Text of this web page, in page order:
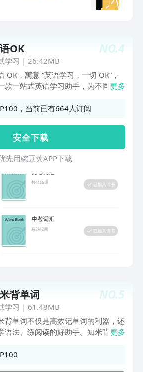
NO.4
OK
学习 | 26.42MB
OK，寓意 “英语学习，一切 OK”，
款一站式英语学习助手，为不同阶段
验。 它整合了多元课程体系，从基
语”，还有每日精选短文在阅读中提升
。同时，专业词书库覆盖中考、高
四六级、考研等全阶段词汇，一键加
可精准攻克单词。智能学习计划会根
你的目标定制进度，清晰展示已学、今
任务和剩余天数，还可灵活调整节奏，
功能则会自动记录你的努力点滴，留存
长轨迹，让每一次坚持都有方向，每一
步都看得见。
更多
，当前已有664人订阅
安 全 下 载
先用豌豆荚APP下载
NO.5
背单词
学习 | 61.48MB
背单词不仅是高效记单词的利器，还
语法、练阅读的好助手。知米背单词
了七种助记方式：形近助记、词根助
更多